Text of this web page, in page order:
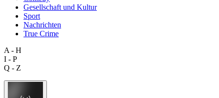
Gesellschaft und Kultur
Sport
Nachrichten
True Crime
A - H
I - P
Q - Z